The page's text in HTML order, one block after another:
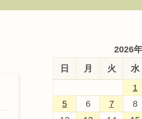
2026
日
月 火 水
1
5
6 7 8